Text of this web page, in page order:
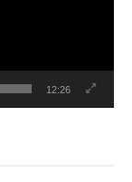
12:26